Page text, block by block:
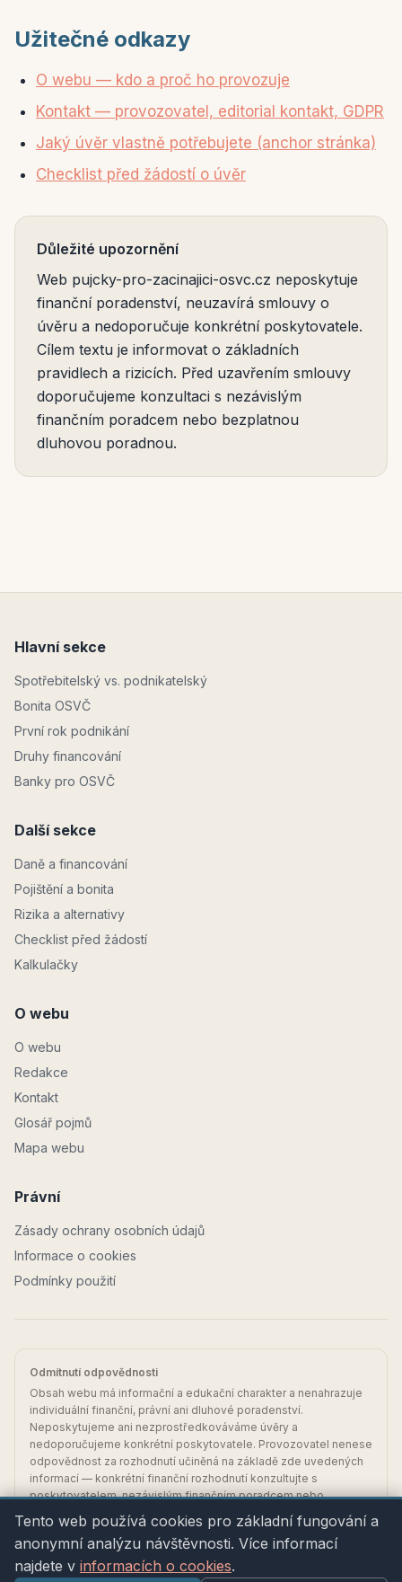
Užitečné odkazy
O webu — kdo a proč ho provozuje
Kontakt — provozovatel, editorial kontakt, GDPR
Jaký úvěr vlastně potřebujete (anchor stránka)
Checklist před žádostí o úvěr
Důležité upozornění
Web pujcky-pro-zacinajici-osvc.cz neposkytuje
finanční poradenství, neuzavírá smlouvy o
úvěru a nedoporučuje konkrétní poskytovatele.
Cílem textu je informovat o základních
pravidlech a rizicích. Před uzavřením smlouvy
doporučujeme konzultaci s nezávislým
finančním poradcem nebo bezplatnou
dluhovou poradnou.
Hlavní sekce
Spotřebitelský vs. podnikatelský
Bonita OSVČ
První rok podnikání
Druhy financování
Banky pro OSVČ
Další sekce
Daně a financování
Pojištění a bonita
Rizika a alternativy
Checklist před žádostí
Kalkulačky
O webu
O webu
Redakce
Kontakt
Glosář pojmů
Mapa webu
Právní
Zásady ochrany osobních údajů
Informace o cookies
Podmínky použití
Odmítnutí odpovědnosti
Obsah webu má informační a edukační charakter a nenahrazuje
individuální finanční, právní ani dluhové poradenství.
Neposkytujeme ani nezprostředkováváme úvěry a
nedoporučujeme konkrétní poskytovatele. Provozovatel nenese
odpovědnost za rozhodnutí učiněná na základě zde uvedených
informací — konkrétní finanční rozhodnutí konzultujte s
poskytovatelem, nezávislým finančním poradcem nebo
bezplatnou dluhovou poradnou.
2026
SIALINI, spol. s r.o. · IČO 27807959 · Komenského
3143/32, 747 21 Kravaře
Tento web používá cookies pro základní fungování a
anonymní analýzu návštěvnosti. Více informací
najdete v informacích o cookies.